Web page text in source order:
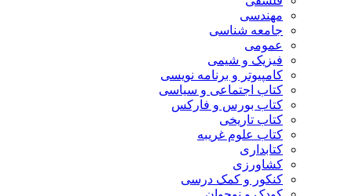
مهندسی
جامعه شناسی
عمومی
فیزیک و شیمی
کامپیوتر و برنامه نویسی
کتاب اجتماعی و سیاسی
کتاب بورس و فارکس
کتاب تاریخی
کتاب علوم غریبه
کتابداری
کشاورزی
کنکور و کمک‌ درسی